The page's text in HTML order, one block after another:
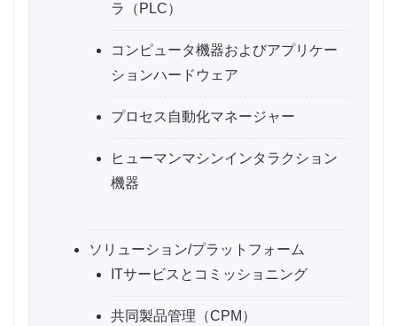
ラ（PLC）
コンピュータ機器およびアプリケー
ションハードウェア
プロセス自動化マネージャー
ヒューマンマシンインタラクション
機器
ソリューション/プラットフォーム
ITサービスとコミッショニング
共同製品管理（CPM）